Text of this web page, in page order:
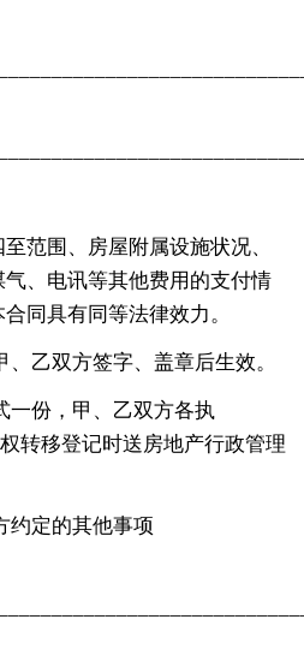
范围、房屋附属设施状况、
、电讯等其他费用的支付情
同具有同等法律效力。
乙双方签字、盖章后生效。
一份，甲、乙双方各执
转移登记时送房地产行政管理
约定的其他事项